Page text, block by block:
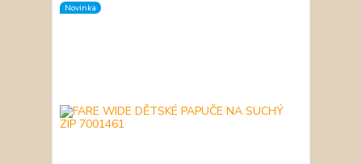
Novinka